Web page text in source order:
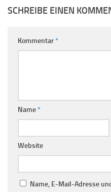
SCHREIBE EINEN
Kommentar*
Name*
Website
Name, E-Mail-Adresse